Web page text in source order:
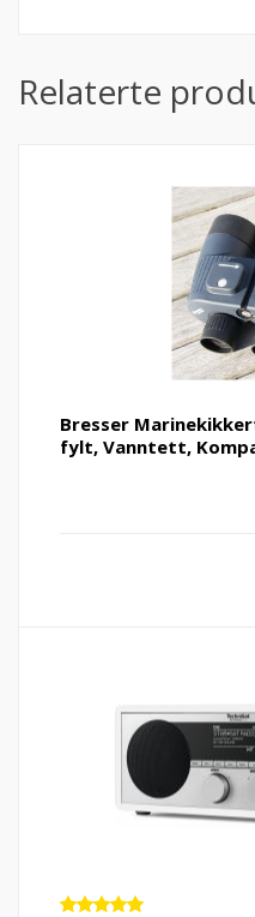
Relaterte
Bresser
fylt, Vanntett,